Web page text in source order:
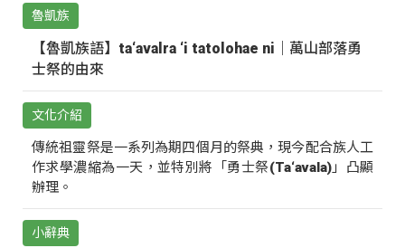
魯凱族
【魯凱族語】ta‘avalra ‘i tatolohae ni｜萬山部落勇
士祭的由來
文化介紹
傳統祖靈祭是一系列為期四個月的祭典，現今配合族人工
作求學濃縮為一天，並特別將「勇士祭(Ta‘avala)」凸顯
辦理。
小辭典